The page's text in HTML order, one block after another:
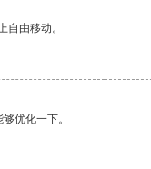
由移动。
优化一下。